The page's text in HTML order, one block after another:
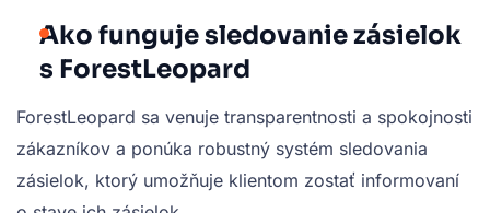
Ako funguje sledovanie zásielok
s ForestLeopard
ForestLeopard sa venuje transparentnosti a spokojnosti
zákazníkov a ponúka robustný systém sledovania
zásielok, ktorý umožňuje klientom zostať informovaní